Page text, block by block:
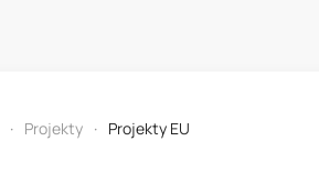
Projekty Projekty EU